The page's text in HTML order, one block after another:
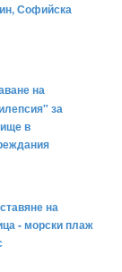
Софийска
на
за
в
на
- морски плаж